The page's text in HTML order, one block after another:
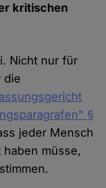
kritischen
Nicht nur für
die
§
jeder Mensch
müsse,